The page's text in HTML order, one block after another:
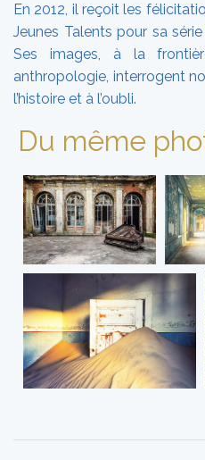
En 2012, il reçoit les
Jeunes Talents pour sa
Ses images, à la
anthropologie, interrogent
l’histoire et à l’oubli.
Du même